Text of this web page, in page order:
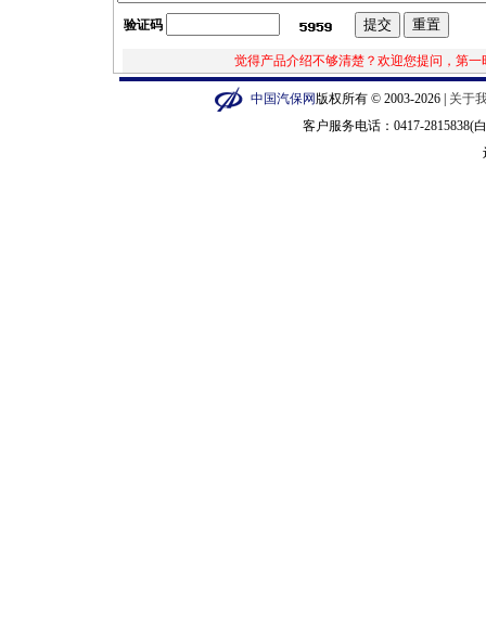
验证码
觉得产品介绍不够清楚？欢迎您提问，第一
中国汽保网版权所有 © 2003-2026 | 关于
客户服务电话：0417-